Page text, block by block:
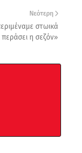
Νεότερη
στωικά
περάσει η σεζόν»